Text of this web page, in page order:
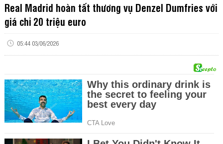
Real Madrid hoàn tất thương vụ Denzel Dumfries với
giá chỉ 20 triệu euro
05:44 03/06/2026